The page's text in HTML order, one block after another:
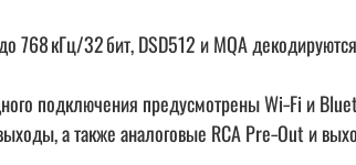
768 кГц/32 бит, DSD512 и MQA
подключения предусмотрены Wi‑Fi и
а также аналоговые RCA Pre‑Out и